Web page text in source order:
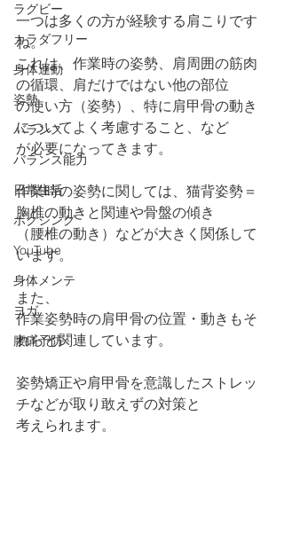
ラグビー
カラダフリー
身体運動
姿勢
バランス
バランス能力
日常生活
ボクシング
YouTube
身体メンテ
ヨガ
腰痛予防
一つは多くの方が経験する肩こりです
ね。
これは、作業時の姿勢、肩周囲の筋肉
の循環、肩だけではない他の部位
の使い方（姿勢）、特に肩甲骨の動き
についてよく考慮すること、など
が必要になってきます。
作業時の姿勢に関しては、猫背姿勢＝
胸椎の動きと関連や骨盤の傾き
（腰椎の動き）などが大きく関係して
います。
また、
作業姿勢時の肩甲骨の位置・動きもそ
れらと関連しています。
姿勢矯正や肩甲骨を意識したストレッ
チなどが取り敢えずの対策と
考えられます。